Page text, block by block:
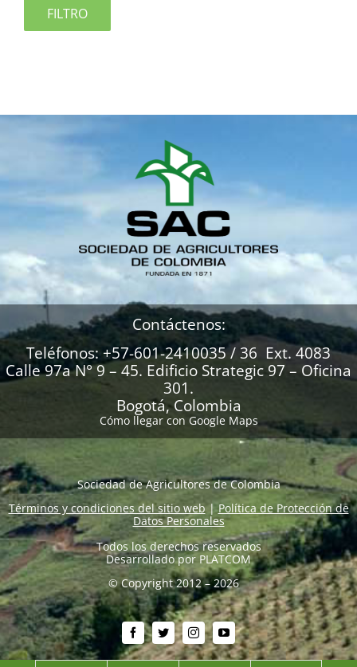
FILTRO
Contáctenos:
Teléfonos: +57-601-2410035 / 36 Ext. 4083
Calle 97a N° 9 – 45. Edificio Strategic 97 – Oficina
301.
Bogotá, Colombia
Cómo llegar con Google Maps
Sociedad de Agricultores de Colombia
Términos y condiciones del sitio web|Política de Protección de
Datos Personales
Todos los derechos reservados
Desarrollado por PLATCOM
© Copyright 2012 – 2026